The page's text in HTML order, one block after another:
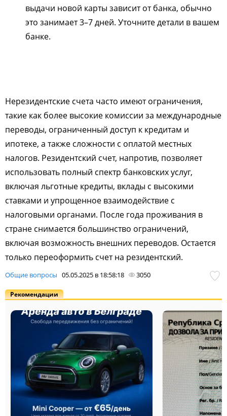
выдачи новой карты зависит от банка, обычно
это занимает 3–7 дней. Уточните детали в вашем
банке.
Нерезидентские счета часто имеют ограничения,
такие как более высокие комиссии за международные
переводы, ограниченный доступ к кредитам и
ипотеке, а также сложности с оплатой местных
налогов. Резидентский счет, напротив, позволяет
использовать полный спектр банковских услуг,
включая льготные кредиты, вклады с высокими
ставками и упрощенное взаимодействие с
налоговыми органами. После года проживания в
стране снимается большинство ограничений,
включая возможность внешних переводов. Остается
только переоформить счет на резидентский.
Общие вопросы 05.05.2025 в 18:58:18 3050
Рекомендации